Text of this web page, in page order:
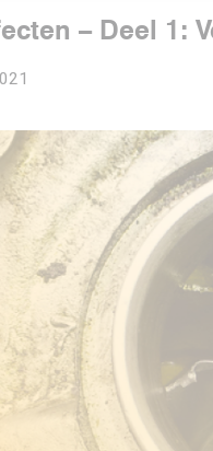
– Deel 1: